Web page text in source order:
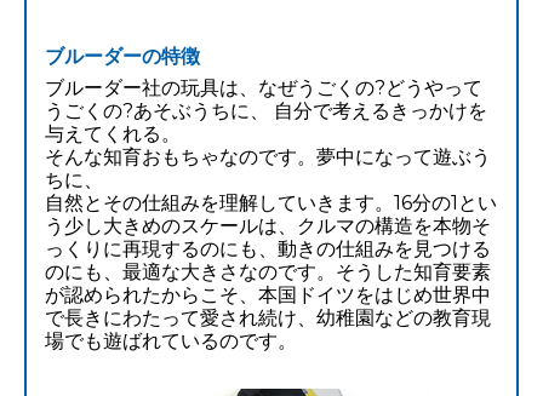
ブルーダーの特徴
ブルーダー社の玩具は、なぜうごくの?どうやって
うごくの?あそぶうちに、 自分で考えるきっかけを
与えてくれる。
そんな知育おもちゃなのです。夢中になって遊ぶう
ちに、
自然とその仕組みを理解していきます。16分の1とい
う少し大きめのスケールは、クルマの構造を本物そ
っくりに再現するのにも、動きの仕組みを見つける
のにも、最適な大きさなのです。そうした知育要素
が認められたからこそ、本国ドイツをはじめ世界中
で長きにわたって愛され続け、幼稚園などの教育現
場でも遊ばれているのです。